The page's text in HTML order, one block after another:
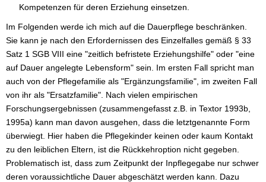
Kompetenzen für deren Erziehung einsetzen.
Im Folgenden werde ich mich auf die Dauerpflege beschränken.
Sie kann je nach den Erfordernissen des Einzelfalles gemäß § 33
Satz 1 SGB VIII eine "zeitlich befristete Erziehungshilfe" oder "eine
auf Dauer angelegte Lebensform" sein. Im ersten Fall spricht man
auch von der Pflegefamilie als "Ergänzungsfamilie", im zweiten Fall
von ihr als "Ersatzfamilie". Nach vielen empirischen
Forschungsergebnissen (zusammengefasst z.B. in Textor 1993b,
1995a) kann man davon ausgehen, dass die letztgenannte Form
überwiegt. Hier haben die Pflegekinder keinen oder kaum Kontakt
zu den leiblichen Eltern, ist die Rückkehroption nicht gegeben.
Problematisch ist, dass zum Zeitpunkt der Inpflegegabe nur schwer
deren voraussichtliche Dauer abgeschätzt werden kann. Dazu